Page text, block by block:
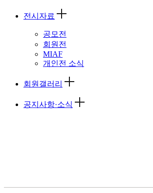
전시자료
공모전
회원전
MIAF
개인전 소식
회원갤러리
공지사항·소식